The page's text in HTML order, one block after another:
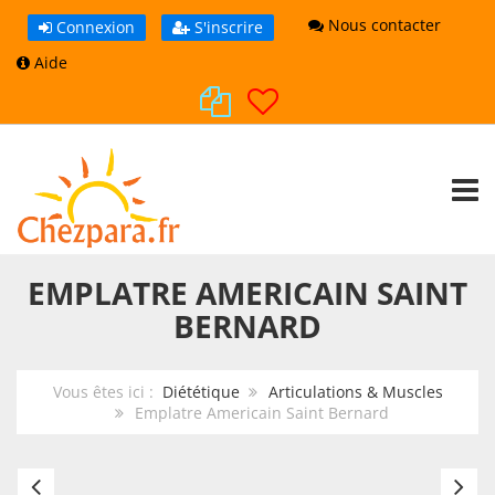
Connexion S'inscrire
Nous contacter
Aide
EMPLATRE AMERICAIN SAINT
BERNARD
Vous êtes ici : Diététique
Articulations & Muscles
Emplatre Americain Saint Bernard
Chondrosteo+